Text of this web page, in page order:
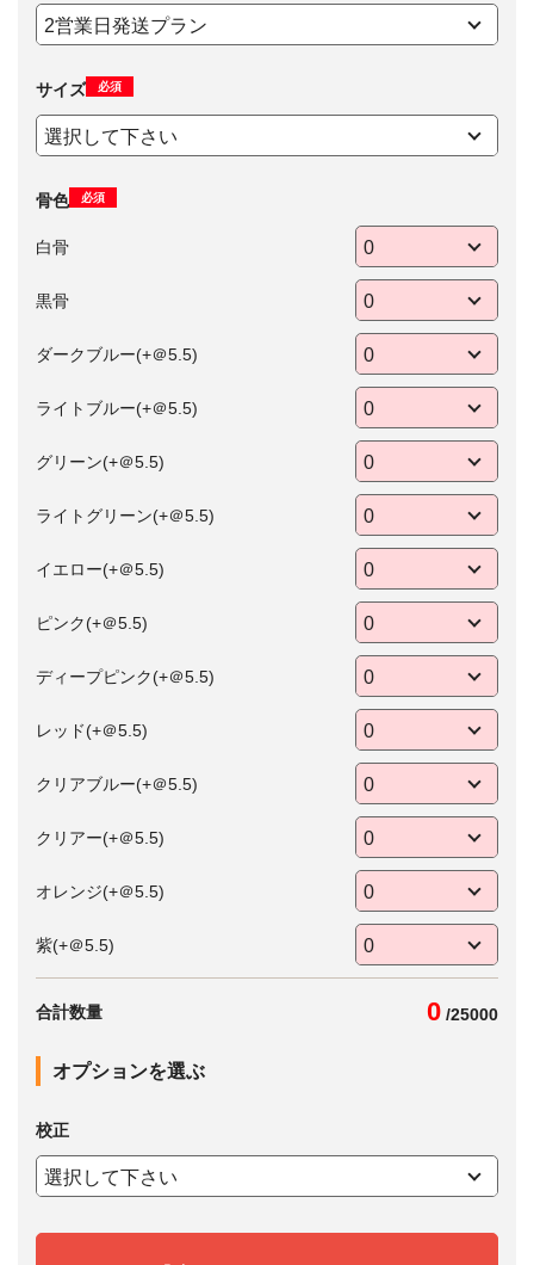
サイズ 必須
骨色 必須
白骨
黒骨
ダークブルー(+＠5.5)
ライトブルー(+＠5.5)
グリーン(+＠5.5)
ライトグリーン(+＠5.5)
イエロー(+＠5.5)
ピンク(+＠5.5)
ディープピンク(+＠5.5)
レッド(+＠5.5)
クリアブルー(+＠5.5)
クリアー(+＠5.5)
オレンジ(+＠5.5)
紫(+＠5.5)
合計数量 0 /25000
オプションを選ぶ
校正